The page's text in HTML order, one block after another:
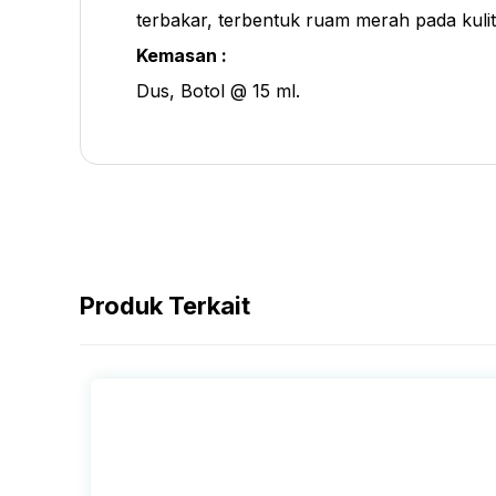
terbakar, terbentuk ruam merah pada
Kemasan :
Dus, Botol @ 15 ml.
Produk Terkait